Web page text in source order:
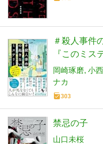
＃殺人事件
『このミス
ーズ傑作選
賞シリーズ)
岡崎琢磨 小
ナカ
303
禁忌の子
山口未桜